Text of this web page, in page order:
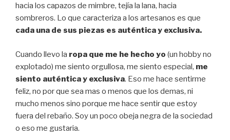
hacia los capazos de mimbre, tejía la lana, hacia
sombreros. Lo que caracteriza a los artesanos es que
cada una de sus piezas es auténtica y exclusiva.
Cuando llevo la ropa que me he hecho yo (un hobby no
explotado) me siento orgullosa, me siento especial, me
siento auténtica y exclusiva. Eso me hace sentirme
feliz, no por que sea mas o menos que los demas, ni
mucho menos sino porque me hace sentir que estoy
fuera del rebaño. Soy un poco obeja negra de la sociedad
o eso me gustaria.